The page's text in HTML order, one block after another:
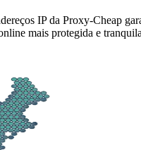
IP da Proxy-Cheap
mais protegida e